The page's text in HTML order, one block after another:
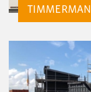
TIMMERMAN